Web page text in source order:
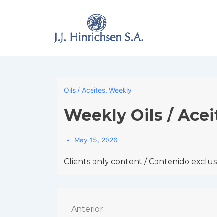
Oils / Aceites, Weekly
Weekly Oils /
May 15, 2026
Clients only content / Contenido
Navegación
Anterior